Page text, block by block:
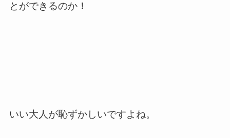
とができるのか！
いい大人が恥ずかしいですよね。